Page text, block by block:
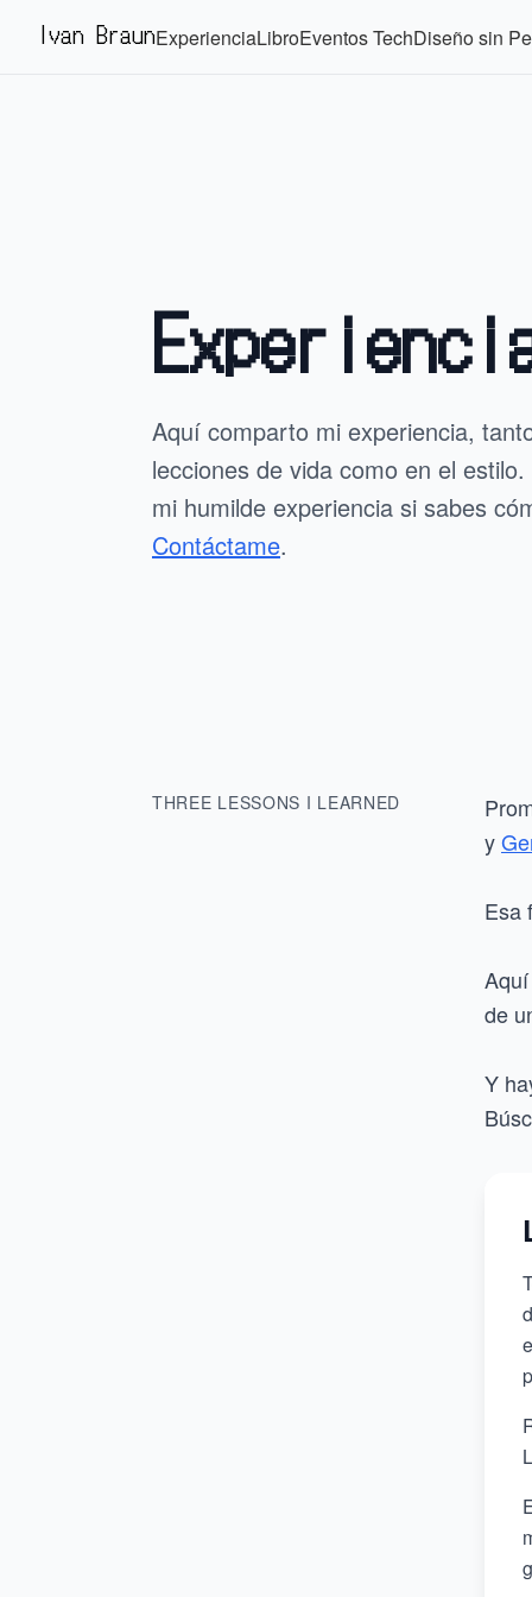
Ivan BraunExperienciaLibroEventos TechDiseño sin
Aquí comparto mi experiencia,
lecciones de vida como en el
mi humilde experiencia si sabes
Contáctame.
THREE LESSONS I LEARNED
y
Esa
de
Y